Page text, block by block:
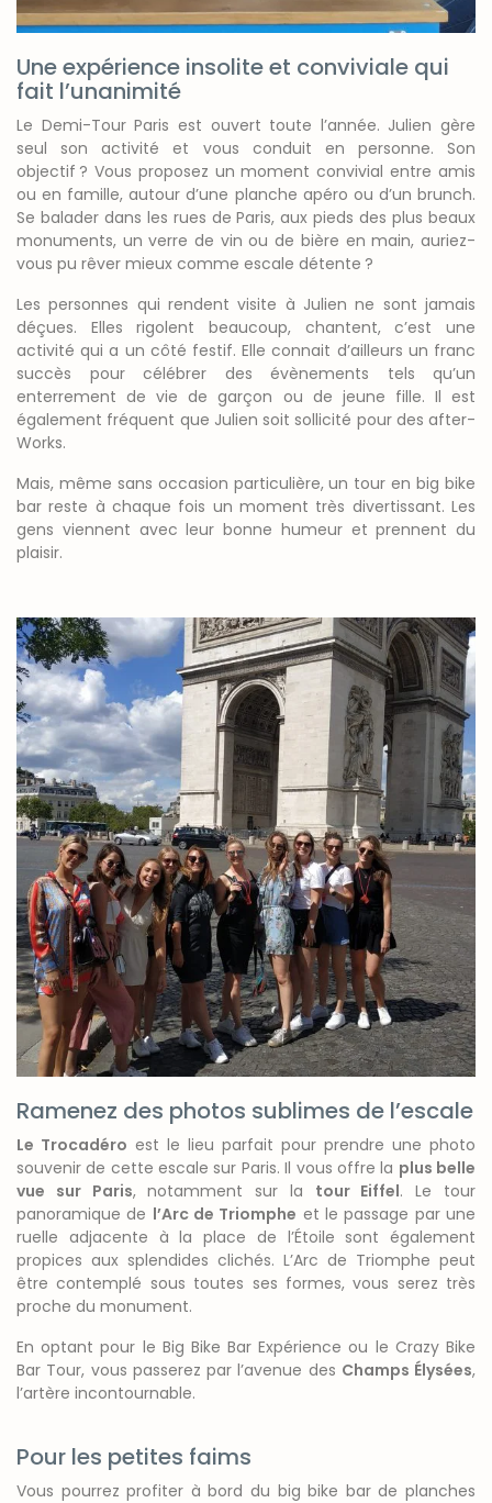
Une expérience insolite et conviviale qui
fait l’unanimité
Le Demi-Tour Paris est ouvert toute l’année. Julien gère
seul son activité et vous conduit en personne. Son
objectif ? Vous proposez un moment convivial entre amis
ou en famille, autour d’une planche apéro ou d’un brunch.
Se balader dans les rues de Paris, aux pieds des plus beaux
monuments, un verre de vin ou de bière en main, auriez-
vous pu rêver mieux comme escale détente ?
Les personnes qui rendent visite à Julien ne sont jamais
déçues. Elles rigolent beaucoup, chantent, c’est une
activité qui a un côté festif. Elle connait d’ailleurs un franc
succès pour célébrer des évènements tels qu’un
enterrement de vie de garçon ou de jeune fille. Il est
également fréquent que Julien soit sollicité pour des after-
Works.
Mais, même sans occasion particulière, un tour en big bike
bar reste à chaque fois un moment très divertissant. Les
gens viennent avec leur bonne humeur et prennent du
plaisir.
Ramenez des photos sublimes de l’escale
Le Trocadéro est le lieu parfait pour prendre une photo
souvenir de cette escale sur Paris. Il vous offre la plus belle
vue sur Paris, notamment sur la tour Eiffel. Le tour
panoramique de l’Arc de Triomphe et le passage par une
ruelle adjacente à la place de l’Étoile sont également
propices aux splendides clichés. L’Arc de Triomphe peut
être contemplé sous toutes ses formes, vous serez très
proche du monument.
En optant pour le Big Bike Bar Expérience ou le Crazy Bike
Bar Tour, vous passerez par l’avenue des Champs Élysées,
l’artère incontournable.
Pour les petites faims
Vous pourrez profiter à bord du big bike bar de planches